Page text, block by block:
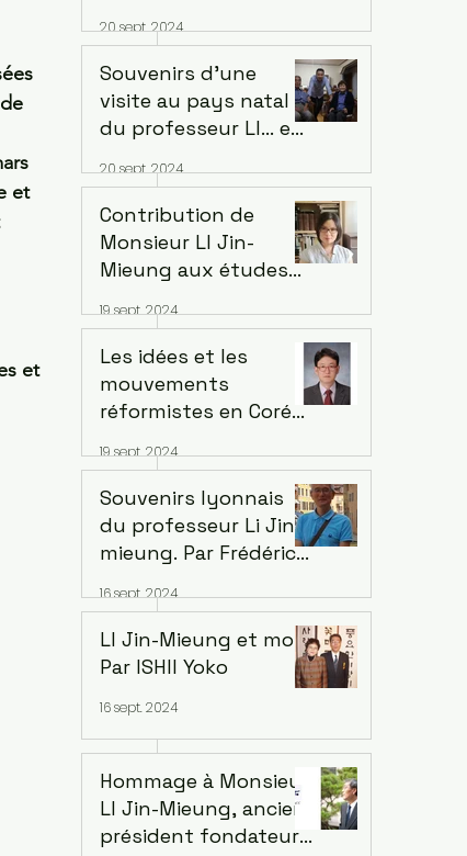
et
et
Liancourt
François Pelletier
20 sept. 2024
Souvenirs d’une
visite au pays natal
du professeur LI... en
nobles réalisationsà
la mémoire du défunt
que nous aimons et
respectons. Par Lee
20 sept. 2024
Contribution de
Monsieur LI Jin-
Mieung aux études
Le Min Sook
19 sept. 2024
Les idées et les
mouvements
réformistes en Corée
1911 ... Thèse Dae-
Yeong Youn, dirigé
par le professeur Li
Jin-mieung en 2007
19 sept. 2024
Souvenirs lyonnais
du professeur Li Jin-
mieung. Par Frédéric
16 sept. 2024
LI Jin-Mieung et moi.
Par ISHII Yoko
16 sept. 2024
Hommage à Monsieur
LI Jin-Mieung, ancien
président fondateur